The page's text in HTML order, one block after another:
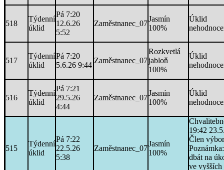
518
Týdenní
úklid
Pá 7:20
12.6.26
5:52
Zaměstnanec_07
Jasmín
100%
Úklid
517
Týdenní
úklid
Pá 7:20
5.6.26 9:44
Zaměstnanec_07
Rozkvetlá
jabloň
100%
Úklid
516
Týdenní
úklid
Pá 7:21
29.5.26
4:44
Zaměstnanec_07
Jasmín
100%
Úklid
515
Týdenní
úklid
Pá 7:22
22.5.26
5:38
Zaměstnanec_07
Jasmín
100%
19:42
Člen
dbát na
ve vyšších